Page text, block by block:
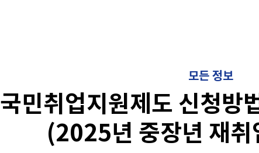
모든 정보
국민취업지원제도 신청방
(2025년 중장년 재취